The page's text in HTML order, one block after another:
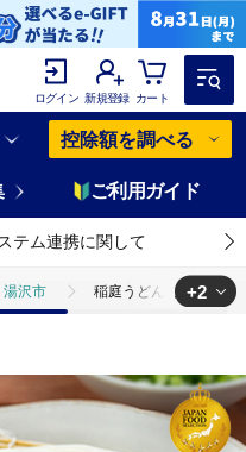
ログイン 新規登録 カート
控除額を調べる
ご利用ガイド
テム連携に関して
湯沢市 稲庭うどん2人前×15
うどん2人前×15袋 【(有)稲庭絹女う
+2